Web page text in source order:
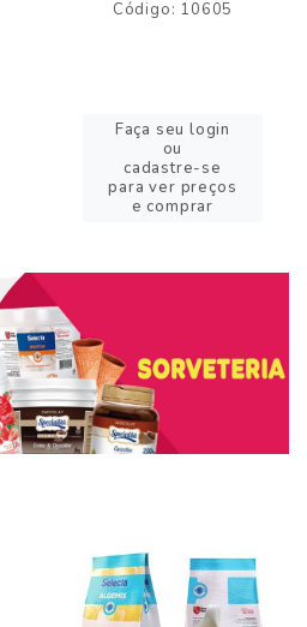
Código: 10605
Faça seu login
ou
cadastre-se
para ver preços
e comprar